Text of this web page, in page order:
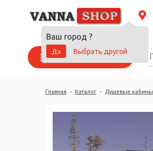
Ваш город ?
Да
Выбрать другой
Каталог товаров
Главная - Каталог - Душевые кабины